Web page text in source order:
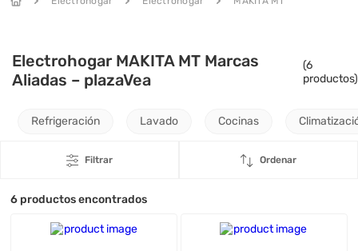
Electrohogar MAKITA MT Marcas
Aliadas – plazaVea
(6
productos)
Refrigeración Lavado Cocinas
Filtrar Ordenar
6 productos encontrados